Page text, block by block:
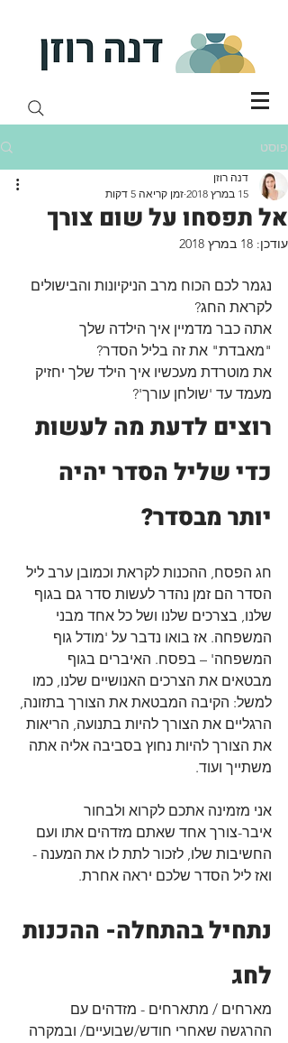
פוסט
אל תפסחו על שום צורך
דנה רוזן
15 במרץ 2018
זמן קריאה 5 דקות
עודכן: 18 במרץ 2018
נגמר לכם הכוח מרב הניקיונות והבישולים
לקראת החג?
אתה כבר מדמיין איך הילדה שלך
"מאבדת" את זה בליל הסדר?
את מוטרדת מעכשיו איך הילד שלך יחזיק
מעמד עד 'שולחן עורך'?
רוצים לדעת מה לעשות
כדי שליל הסדר יהיה
יותר מבסדר?
חג הפסח, ההכנות לקראת וכמובן ערב ליל
הסדר הם זמן נהדר לעשות סדר גם בגוף
שלנו, בצרכים שלנו ושל כל אחד מבני
המשפחה. אז בואו נדבר על 'מודל גוף
המשפחה' – בפסח. האיברים בגוף
מבטאים את הצרכים האנושיים שלנו, כמו
למשל: הקיבה המבטאת את הצורך בתזונה,
הרגליים את הצורך להיות בתנועה, הריאות
את הצורך להיות נחוץ בסביבה אליה אתה
משתייך ועוד.
אני מזמינה אתכם לקרוא ולבחור
איבר-צורך אחד שאתם מזדהים אתו ועם
החשיבות שלו, לזכור לתת לו את המענה -
ואז ליל הסדר שלכם יראה אחרת.
נתחיל בהתחלה- ההכנות
לחג
מארחים / מתארחים - מזדהים עם
ההרגשה שאחרי חודש/שבועיים/ ובמקרה